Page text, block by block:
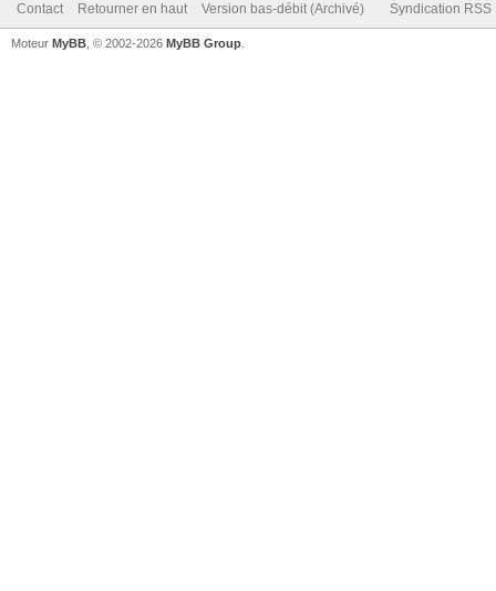
Contact Retourner en haut Version bas-débit (Archivé) Syndication RSS
Moteur MyBB , © 2002-2026 MyBB Group